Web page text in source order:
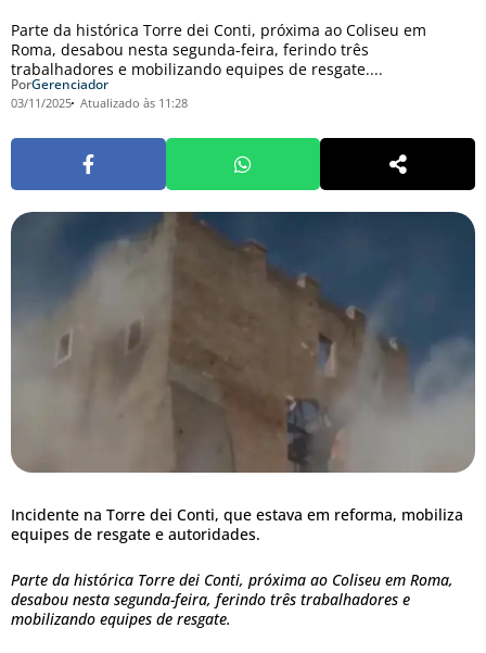
Parte da histórica Torre dei Conti, próxima ao Coliseu em
Roma, desabou nesta segunda-feira, ferindo três
trabalhadores e mobilizando equipes de resgate....
PorGerenciador
03/11/2025 Atualizado às 11:28
Incidente na Torre dei Conti, que estava em reforma, mobiliza
equipes de resgate e autoridades.
Parte da histórica Torre dei Conti, próxima ao Coliseu em Roma,
desabou nesta segunda-feira, ferindo três trabalhadores e
mobilizando equipes de resgate.